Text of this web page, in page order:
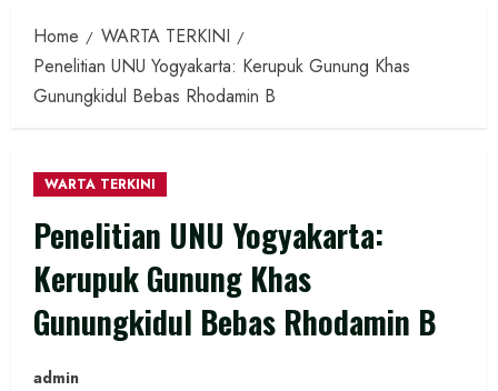
Home
WARTA TERKINI
Penelitian UNU Yogyakarta: Kerupuk Gunung Khas
Gunungkidul Bebas Rhodamin B
WARTA TERKINI
Penelitian UNU Yogyakarta:
Kerupuk Gunung Khas
Gunungkidul Bebas Rhodamin B
admin